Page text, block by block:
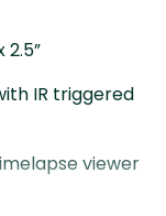
2.5”
IR triggered
viewer